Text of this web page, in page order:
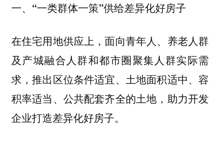
一、“一类群体一策”供给差异化好房子
在住宅用地供应上，面向青年人、养老人群
及产城融合人群和都市圈聚集人群实际需
求，推出区位条件适宜、土地面积适中、容
积率适当、公共配套齐全的土地，助力开发
企业打造差异化好房子。